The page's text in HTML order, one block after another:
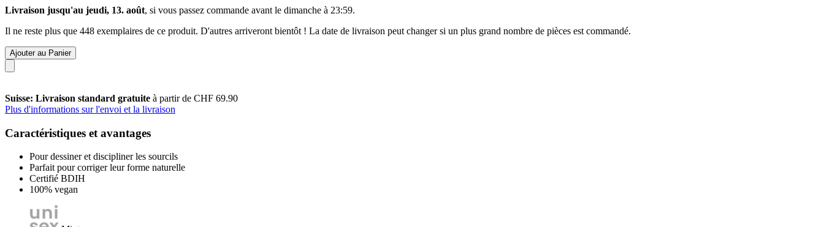
Livraison jusqu'au jeudi, 13. août, si vous passez commande avant le dimanche à 23:59.
Il ne reste plus que 448 exemplaires de ce produit. D'autres arriveront bientôt ! La date de livraison peut changer si un plus grand nombre de pièces est commandé.
Ajouter au Panier
Suisse: Livraison standard gratuite à partir de CHF 69.90
Plus d'informations sur l'envoi et la livraison
Caractéristiques et avantages
Pour dessiner et discipliner les sourcils
Parfait pour corriger leur forme naturelle
Certifié BDIH
100% vegan